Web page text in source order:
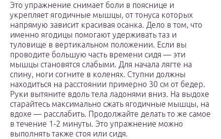
Это упражнение снимает боли в пояснице и
укрепляет ягодичные мышцы, от тонуса которых
напрямую зависит красивая осанка. Дело в том, что
именно ягодицы помогают удерживать таз и
туловище в вертикальном положении. Если вы
проводите большую часть времени сидя — эти
мышцы становятся слабыми. Для начала лягте на
спину, ноги согните в коленях. Ступни должны
находиться на расстоянии примерно 30 см от бедер.
Руки вытяните вдоль тела ладонями вниз. На выдохе
старайтесь максимально сжать ягодичные мышцы, на
вдохе — расслабить. Продолжайте делать то же самое
в течение 1-2 минуты. Это упражнение можно
выполнять также стоя или сидя.